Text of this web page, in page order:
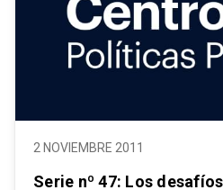
2 NOVIEMBRE 2011
Serie nº 47: Los